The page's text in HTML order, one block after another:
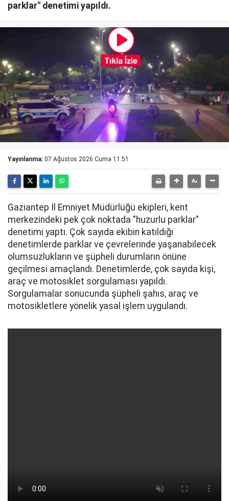
parklar" denetimi yapıldı.
Yayınlanma: 07 Ağustos 2026 Cuma 11:51
Gaziantep İl Emniyet Müdürlüğü ekipleri, kent
merkezindeki pek çok noktada "huzurlu parklar"
denetimi yaptı. Çok sayıda ekibin katıldığı
denetimlerde parklar ve çevrelerinde yaşanabilecek
olumsuzlukların ve şüpheli durumların önüne
geçilmesi amaçlandı. Denetimlerde, çok sayıda kişi,
araç ve motosiklet sorgulaması yapıldı.
Sorgulamalar sonucunda şüpheli şahıs, araç ve
motosikletlere yönelik yasal işlem uygulandı.